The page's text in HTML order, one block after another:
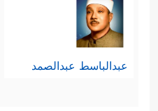
عبدالباسط عبدالصمد